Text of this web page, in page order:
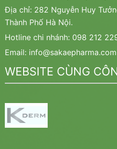
Địa chỉ: 282 Nguyễn Huy
Thành Phố Hà Nội.
Hotline chi nhánh: 098 212
Email: info@sakaepharma.com
WEBSITE CÙNG